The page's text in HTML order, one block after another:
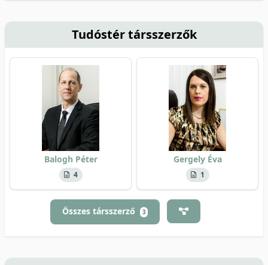
Tudóstér társszerzők
Balogh Péter
4
Gergely Éva
1
Összes társszerző 3